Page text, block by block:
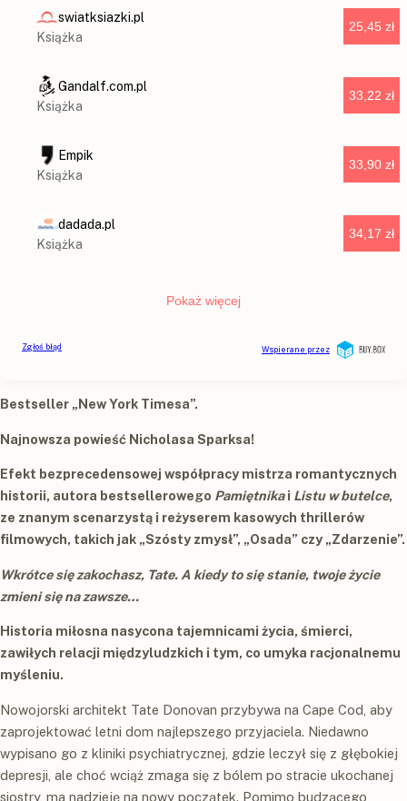
Bestseller „New York Timesa”.
Najnowsza powieść Nicholasa Sparksa!
Efekt bezprecedensowej współpracy mistrza romantycznych
historii, autora bestsellerowego Pamiętnikai Listu w butelce,
ze znanym scenarzystą i reżyserem kasowych thrillerów
filmowych, takich jak „Szósty zmysł”, „Osada” czy „Zdarzenie”.
Wkrótce się zakochasz, Tate. A kiedy to się stanie, twoje życie
zmieni się na zawsze…
Historia miłosna nasycona tajemnicami życia, śmierci,
zawiłych relacji międzyludzkich i tym, co umyka racjonalnemu
myśleniu.
Nowojorski architekt Tate Donovan przybywa na Cape Cod, aby
zaprojektować letni dom najlepszego przyjaciela. Niedawno
wypisano go z kliniki psychiatrycznej, gdzie leczył się z głębokiej
depresji, ale choć wciąż zmaga się z bólem po stracie ukochanej
siostry, ma nadzieję na nowy początek. Pomimo budzącego